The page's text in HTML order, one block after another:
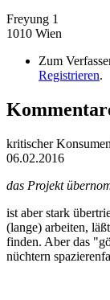
Freyung 1
1010 Wien
Zum
Registrieren.
kritischer
06.02.2016
das Projekt
ist aber stark
(lange) arbeiten,
finden. Aber das
nüchtern